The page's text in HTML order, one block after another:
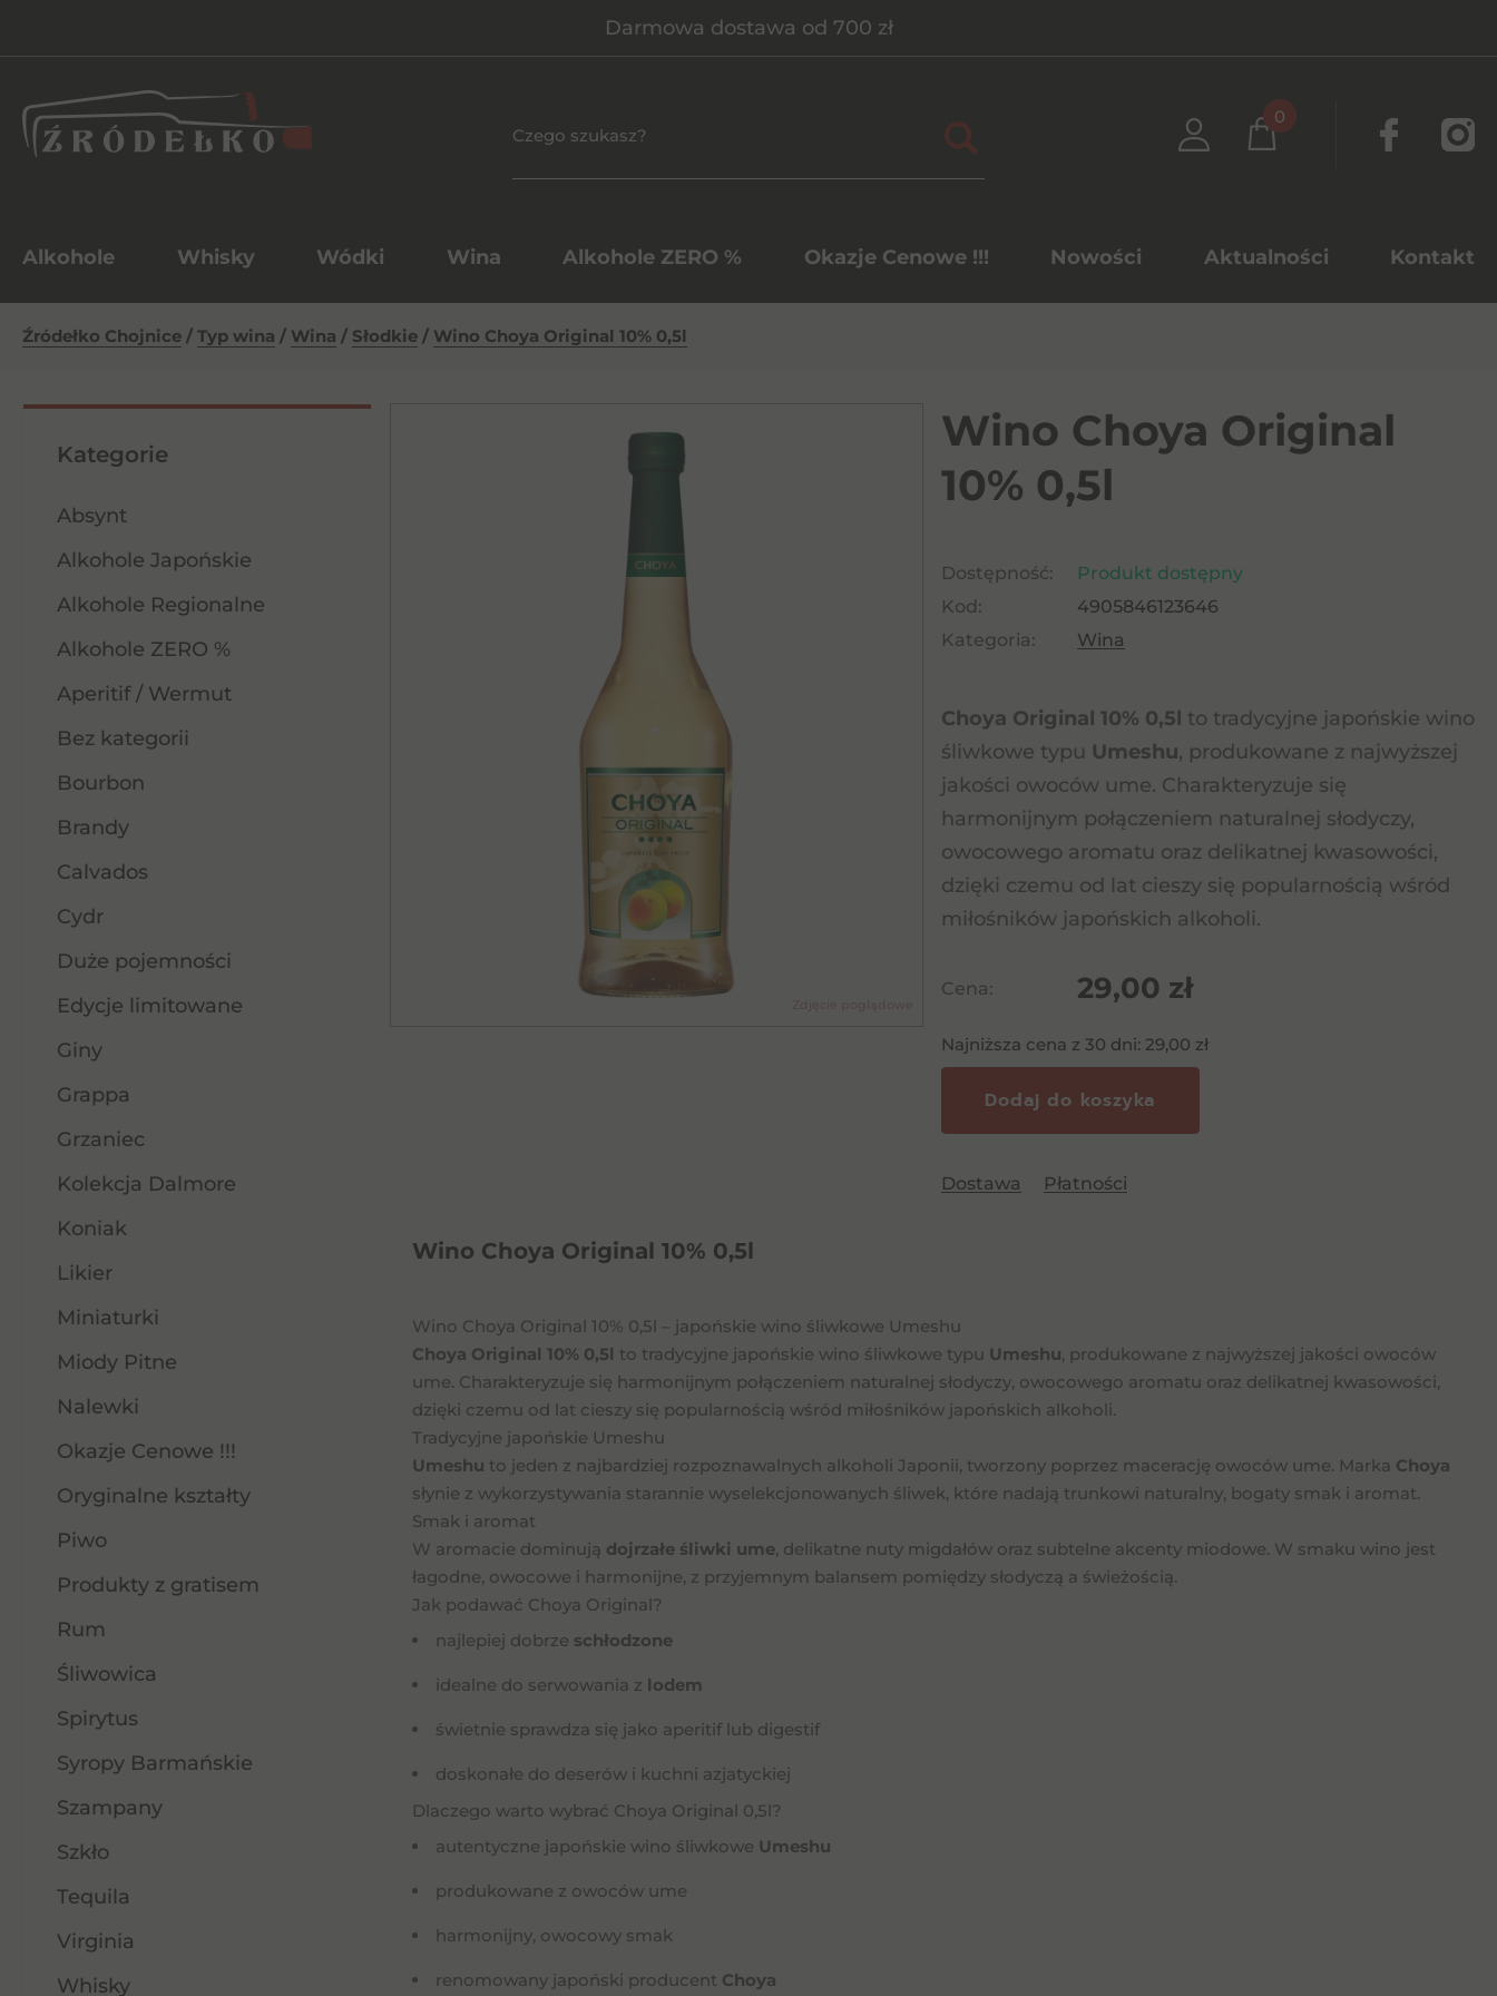
Darmowa dostawa od 700 zł
0
Alkohole Whisky Wódki Wina Alkohole ZERO % Okazje Cenowe !!! Nowości Aktualności Kontakt
Źródełko Chojnice / Typ wina / Wina / Słodkie / Wino Choya Original 10% 0,5l
Kategorie
Absynt
Alkohole Japońskie
Alkohole Regionalne
Alkohole ZERO %
Aperitif / Wermut
Bez kategorii
Bourbon
Brandy
Calvados
Cydr
Duże pojemności
Edycje limitowane
Giny
Grappa
Grzaniec
Kolekcja Dalmore
Koniak
Likier
Miniaturki
Miody Pitne
Nalewki
Okazje Cenowe !!!
Oryginalne kształty
Piwo
Produkty z gratisem
Rum
Śliwowica
Spirytus
Syropy Barmańskie
Szampany
Szkło
Tequila
Virginia
Whisky
Wino Choya Original
10% 0,5l
Dostępność:
Produkt dostępny
Kod:
4905846123646
Kategoria:
Wina
Choya Original 10% 0,5l to tradycyjne japońskie wino
śliwkowe typu Umeshu, produkowane z najwyższej
jakości owoców ume. Charakteryzuje się
harmonijnym połączeniem naturalnej słodyczy,
owocowego aromatu oraz delikatnej kwasowości,
dzięki czemu od lat cieszy się popularnością wśród
miłośników japońskich alkoholi.
Cena: 29,00 zł
Najniższa cena z 30 dni: 29,00 zł
Dodaj do koszyka
Dostawa Płatności
Wino Choya Original 10% 0,5l
Wino Choya Original 10% 0,5l – japońskie wino śliwkowe Umeshu
Choya Original 10% 0,5l to tradycyjne japońskie wino śliwkowe typu Umeshu, produkowane z najwyższej jakości owoców
ume. Charakteryzuje się harmonijnym połączeniem naturalnej słodyczy, owocowego aromatu oraz delikatnej kwasowości,
dzięki czemu od lat cieszy się popularnością wśród miłośników japońskich alkoholi.
Tradycyjne japońskie Umeshu
Umeshu to jeden z najbardziej rozpoznawalnych alkoholi Japonii, tworzony poprzez macerację owoców ume. Marka Choya
słynie z wykorzystywania starannie wyselekcjonowanych śliwek, które nadają trunkowi naturalny, bogaty smak i aromat.
Smak i aromat
W aromacie dominują dojrzałe śliwki ume, delikatne nuty migdałów oraz subtelne akcenty miodowe. W smaku wino jest
łagodne, owocowe i harmonijne, z przyjemnym balansem pomiędzy słodyczą a świeżością.
Jak podawać Choya Original?
najlepiej dobrze schłodzone
idealne do serwowania z lodem
świetnie sprawdza się jako aperitif lub digestif
doskonałe do deserów i kuchni azjatyckiej
Dlaczego warto wybrać Choya Original 0,5l?
autentyczne japońskie wino śliwkowe Umeshu
produkowane z owoców ume
harmonijny, owocowy smak
renomowany japoński producent Choya